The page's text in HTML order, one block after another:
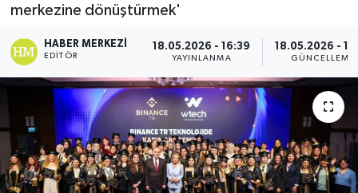
merkezine dönüştürmek'
HABER MERKEZI
EDITÖR
18.05.2026 - 16:39
YAYINLANMA
18.05.2026 -
GÜNCELLEME